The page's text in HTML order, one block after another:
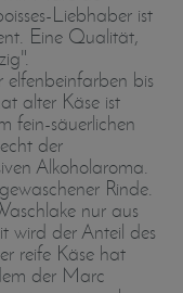
Liebhaber ist
Eine Qualität,
bis
alter Käse ist
fein-säuerlichen
der
Alkoholaroma.
Rinde.
nur aus
wird der Anteil des
reife Käse hat
der Marc